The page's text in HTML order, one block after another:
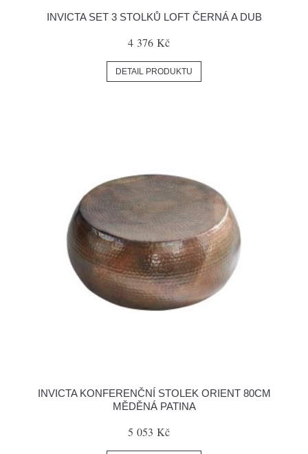
INVICTA SET 3 STOLKŮ LOFT ČERNÁ A DUB
4 376 Kč
DETAIL PRODUKTU
INVICTA KONFERENČNÍ STOLEK ORIENT 80CM
MĚDĚNÁ PATINA
5 053 Kč